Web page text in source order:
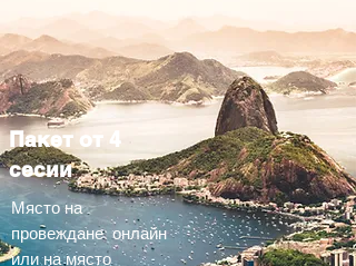
Пакет от 4
сесии
Място на
провеждане: онлайн
или на място